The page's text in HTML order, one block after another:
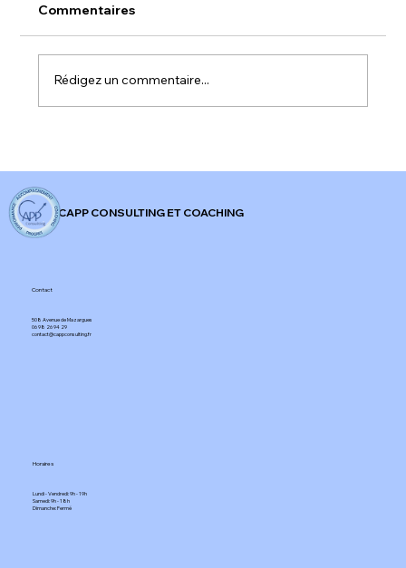
𝐅𝐫𝐚𝐧𝐜𝐞 !
Commentaires
Rédigez un commentaire...
CAPP CONSULTING ET COACHING
Contact
508 Avenue de Mazargues​
06 98 26 94 29​
contact@cappconsulting.fr
Horaires
Lundi - Vendredi: 9h - 19h
Samedi: 9h - 18h
Dimanche: Fermé​